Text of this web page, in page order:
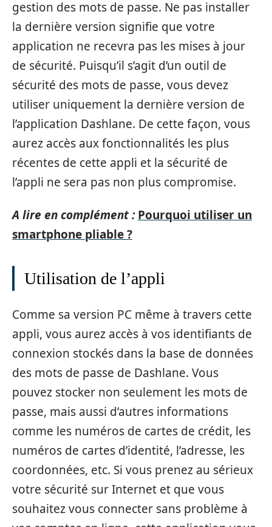
gestion des mots de passe. Ne pas installer
la dernière version signifie que votre
application ne recevra pas les mises à jour
de sécurité. Puisqu’il s’agit d’un outil de
sécurité des mots de passe, vous devez
utiliser uniquement la dernière version de
l’application Dashlane. De cette façon, vous
aurez accès aux fonctionnalités les plus
récentes de cette appli et la sécurité de
l’appli ne sera pas non plus compromise.
A lire en complément : Pourquoi utiliser un
smartphone pliable ?
Utilisation de l’appli
Comme sa version PC même à travers cette
appli, vous aurez accès à vos identifiants de
connexion stockés dans la base de données
des mots de passe de Dashlane. Vous
pouvez stocker non seulement les mots de
passe, mais aussi d’autres informations
comme les numéros de cartes de crédit, les
numéros de cartes d’identité, l’adresse, les
coordonnées, etc. Si vous prenez au sérieux
votre sécurité sur Internet et que vous
souhaitez vous connecter sans problème à